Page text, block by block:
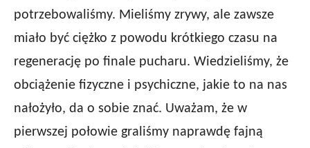
potrzebowaliśmy. Mieliśmy zrywy, ale zawsze
miało być ciężko z powodu krótkiego czasu na
regenerację po finale pucharu. Wiedzieliśmy, że
obciążenie fizyczne i psychiczne, jakie to na nas
nałożyło, da o sobie znać. Uważam, że w
pierwszej połowie graliśmy naprawdę fajną